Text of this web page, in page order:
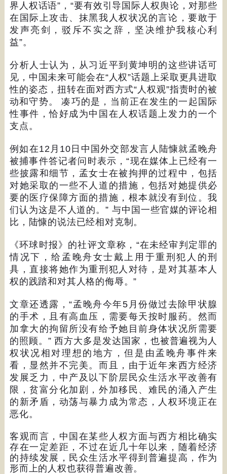
界人权话语” ，“要有效引导国际人权舆论，对那些
在国际上攻击、抹黑我人权状况的言论，要敢于
发声亮剑，驳斥不实之辞，坚决维护我核心利
益”。
分析人士认为，从习近平到黄坤明的这些讲话可
见，中国未来可能会在“ 人权”话题上采取更具进取
性的姿态，扭转在面对西方式“ 人权观”指责时的被
动和守势。
凑巧的是，当前正在发生的一起国际
性事件，恰好成为中国在人权话题上发力的一个
支点。
例如在12 月 10 日中国外交部发言人陆慷就孟晚舟
被捕事件答记者问时表示，“现在媒体上已经有一
些披露和细节，孟女士在被拘押的过程中，包括
对她采取的一些不人道的措施，包括对她提供必
要的医疗保障方面的措施，根本就没有到位。我
们认为这是不人道的。” 与中国一些官媒的评论相
比，陆慷的说法已经相对克制。
《环球时报》的社评文章称， “在未经审判定罪的
情况下，给孟晚舟女士戴上用于重刑犯人的刑
具，直接将她作为重刑犯人对待，是对其基本人
权的践踏和对其人格的侮辱。”
文章还透露，“孟晚舟今年5 月份做过去除甲状腺
的手术，且有高血压，需要每天按时服药。然而
加拿大的拘留所没有给予她目前身体状况所需要
的照顾。 ”西方大多是发达国家，也被普遍视为人
权状况相对理想的地方，但是由孟晚舟事件来
看，显然并不完美。而且，由于近年来西方经济
发展乏力，中产及以下阶层民众生活水平改善有
限，贫富分化加剧，外加移民、难民的涌入产生
的新矛盾，动荡与暴力成为常态，人权环境正在
恶化。
客观而言，中国在某些人权方面与西方相比确实
存在一定差距，不过在近几十年以来，随着经济
的持续发展，民众生活水平得到普遍提高，作为
形而上的人权也获得普遍改善。